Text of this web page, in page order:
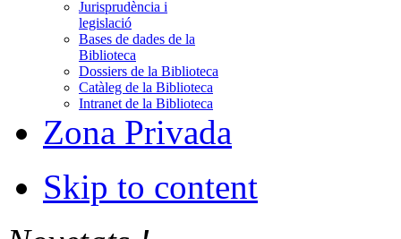
Jurisprudència i
legislació
Bases de dades de la
Biblioteca
Dossiers de la Biblioteca
Catàleg de la Biblioteca
Intranet de la Biblioteca
Zona Privada
Skip to content